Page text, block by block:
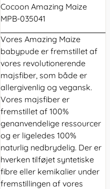
Cocoon Amazing Maize
MPB-035041
Vores Amazing Maize
babypude er fremstillet af
vores revolutionerende
majsfiber, som både er
allergivenlig og vegansk.
Vores majsfiber er
fremstillet af 100%
genanvendelige ressourcer
og er ligeledes 100%
naturlig nedbrydelig. Der er
hverken tilføjet syntetiske
fibre eller kemikalier under
fremstillingen af vores